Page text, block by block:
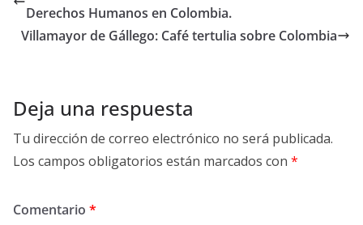
Derechos Humanos en Colombia.
Villamayor de Gállego: Café tertulia sobre Colombia
Deja una respuesta
Tu dirección de correo electrónico no será publicada.
Los campos obligatorios están marcados con *
Comentario *